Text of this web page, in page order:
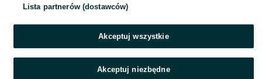
Lista partnerów (dostawców)
Akceptuj wszystkie
Akceptuj niezbędne